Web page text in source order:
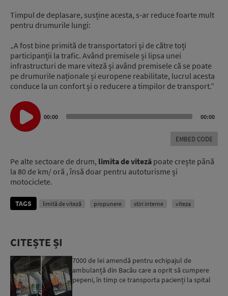
Timpul de deplasare, susține acesta, s-ar reduce foarte mult
pentru drumurile lungi:
„A fost bine primită de transportatori și de către toți
participanții la trafic. Având premisele și lipsa unei
infrastructuri de mare viteză și având premisele că se poate
pe drumurile naționale și europene reabilitate, lucrul acesta
conduce la un confort și o reducere a timpilor de transport.”
Audio
Player
00:00 00:00
EMBED CODE
Pe alte sectoare de drum, limita de viteză poate crește până
la 80 de km/ oră , însă doar pentru autoturisme și
motociclete.
TAGS limită de viteză propunere stiri interne viteza
CITEȘTE ȘI
7000 de lei amendă pentru echipajul de
ambulanță din Bacău care a oprit să cumpere
pepeni, în timp ce transporta pacienți la spital